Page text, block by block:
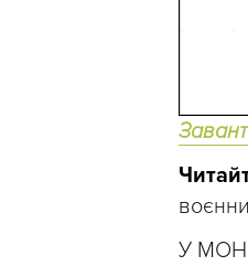
У МОН